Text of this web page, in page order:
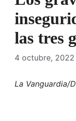
las tres
4 octubre, 2022
La Vanguardia/